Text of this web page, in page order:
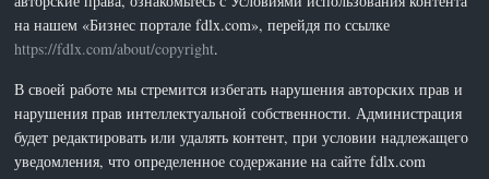
на нашем «Бизнес портале fdlx.com», перейдя по ссылке
https://fdlx.com/about/copyright.
В своей работе мы стремится избегать нарушения авторских прав и
нарушения прав интеллектуальной собственности. Администрация
будет редактировать или удалять контент, при условии надлежащего
уведомления, что определенное содержание на сайте fdlx.com